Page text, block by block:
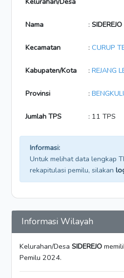
Nama : SIDEREJO
Kecamatan : CURUP
Kabupaten/Kota : REJANG
Provinsi :
Jumlah TPS : 11 TPS
Informasi:
Untuk melihat data lengkap
rekapitulasi pemilu, silakan
Informasi Wilayah
Kelurahan/Desa SIDEREJO
Pemilu 2024.